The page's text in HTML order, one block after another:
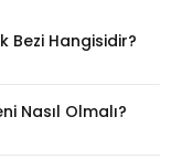
Bezi Hangisidir?
Nasıl Olmalı?